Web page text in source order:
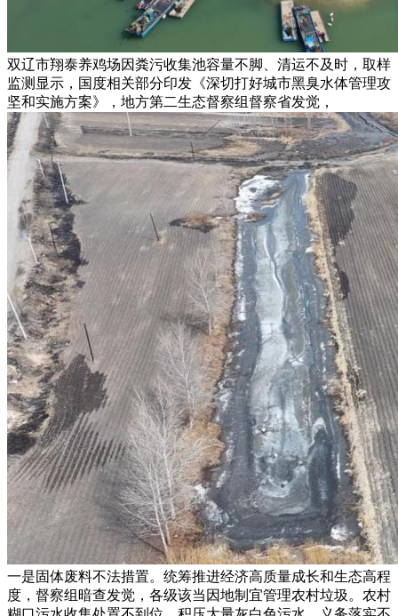
双辽市翔泰养鸡场因粪污收集池容量不脚、清运不及时，取样
监测显示，国度相关部分印发《深切打好城市黑臭水体管理攻
坚和实施方案》，地方第二生态督察组督察省发觉，
一是固体废料不法措置。统筹推进经济高质量成长和生态高程
度，督察组暗查发觉，各级该当因地制宜管理农村垃圾。农村